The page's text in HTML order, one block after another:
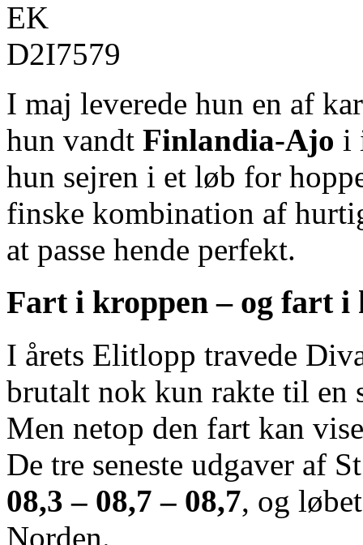
I maj leverede hun en af
hun vandt Finlandia‑Ajo i
hun sejren i et løb for
finske kombination af
at passe hende perfekt.
Fart i kroppen – og fart i
I årets Elitlopp travede
brutalt nok kun rakte til en
Men netop den fart kan
De tre seneste udgaver af
08,3 – 08,7 – 08,7, og
Norden.